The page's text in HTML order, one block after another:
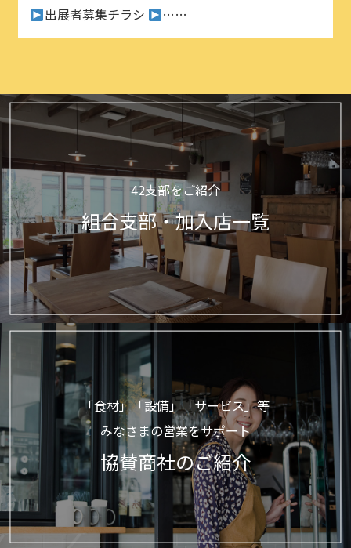
出展者募集チラシ
……
42支部をご紹介
組合支部・加入店一覧
「食材」「設備」「サービス」等
みなさまの営業をサポート
協賛商社のご紹介